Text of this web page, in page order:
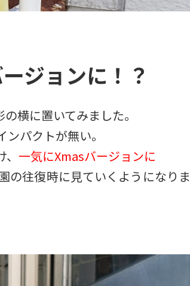
ジョンに！？
横に置いてみました。
パクトが無い。
一気にXmasバージョンに
の往復時に見ていくようになりま